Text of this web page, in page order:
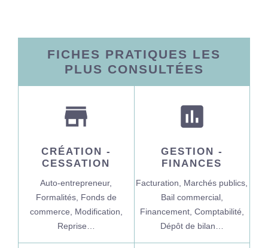
FICHES PRATIQUES LES
PLUS CONSULTÉES
store
CRÉATION -
CESSATION
Auto-entrepreneur,
Formalités, Fonds de
commerce, Modification,
Reprise…
assessment
GESTION -
FINANCES
Facturation, Marchés publics,
Bail commercial,
Financement, Comptabilité,
Dépôt de bilan…